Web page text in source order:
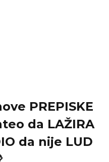
PREPISKE
da LAŽIRA
da nije LUD